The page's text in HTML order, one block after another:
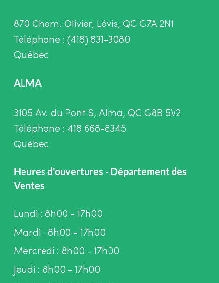
870 Chem. Olivier, Lévis, QC G7A 2N1
Téléphone : (418) 831-3080
Québec
ALMA
3105 Av. du Pont S, Alma, QC G8B 5V2
Téléphone : 418 668-8345
Québec
Heures d'ouvertures - Département des
Ventes
Lundi : 8h00 - 17h00
Mardi : 8h00 - 17h00
Mercredi : 8h00 - 17h00
Jeudi : 8h00 - 17h00